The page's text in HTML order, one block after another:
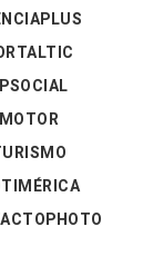
MOTOR